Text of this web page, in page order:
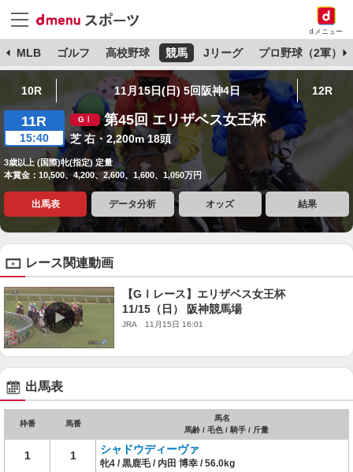
dメニュー
MLB ゴルフ 高校野球 競馬 Jリーグ プロ野球（2軍）
10R 11月15日(日) 5回阪神4日 12R
11R
15:40
第45回 エリザベス女王杯
芝 右・2,200m 18頭
3歳以上 (国際)牝(指定) 定量
本賞金：10,500、4,200、2,600、1,600、1,050万円
出馬表 データ分析 オッズ 結果
レース関連動画
【GⅠレース】エリザベス女王杯
11/15（日） 阪神競馬場
JRA 11月15日 16:01
出馬表
枠番 馬番
馬名
馬齢 / 毛色 / 騎手 / 斤量
1 1 シャドウディーヴァ
牝4 / 黒鹿毛 / 内田 博幸 / 56.0kg